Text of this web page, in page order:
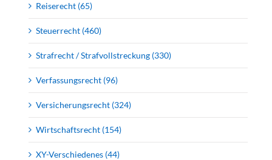
Reiserecht (65)
Steuerrecht (460)
Strafrecht / Strafvollstreckung (330)
Verfassungsrecht (96)
Versicherungsrecht (324)
Wirtschaftsrecht (154)
XY-Verschiedenes (44)